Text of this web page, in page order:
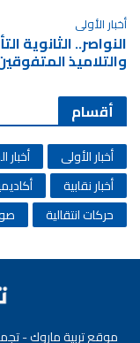
أخبار الأولى
النواصر.. الثانوية
والتلاميذ
أقسام
أخبار الأولى
أخبار نقابية
حركات انتقالية
موقع تربية ماروك -